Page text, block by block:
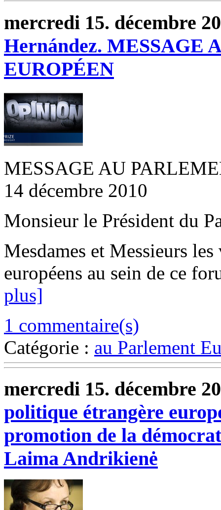
mercredi 15. décembre
Hernández. MESSAGE
EUROPÉEN
MESSAGE AU
14 décembre 2010
Monsieur le Président du
Mesdames et Messieurs
européens au sein de ce
plus]
1 commentaire(s)
Catégorie : au Parlement
mercredi 15. décembre
politique étrangère
promotion de la
Laima Andrikienė